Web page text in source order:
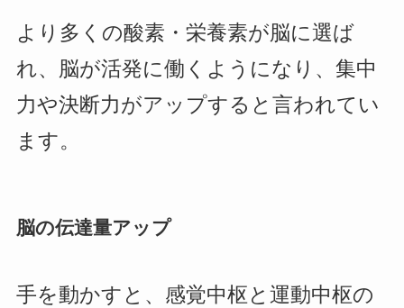
より多くの酸素・栄養素が脳に選ば
れ、脳が活発に働くようになり、集中
力や決断力がアップすると言われてい
ます。
脳の伝達量アップ
手を動かすと、感覚中枢と運動中枢の